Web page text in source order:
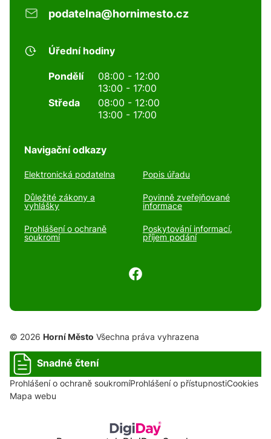
podatelna@hornimesto.cz
Úřední hodiny
Pondělí
08:00 - 12:00
13:00 - 17:00
Středa
08:00 - 12:00
13:00 - 17:00
Navigační odkazy
Elektronická podatelna Popis úřadu
Důležité zákony a
vyhlášky
Povinně zveřejňované
informace
Prohlášení o ochraně
soukromí
Poskytování informací,
příjem podání
© 2026 Horní Město Všechna práva vyhrazena
Snadné čtení
Prohlášení o ochraně soukromíProhlášení o přístupnostiCookies
Mapa webu